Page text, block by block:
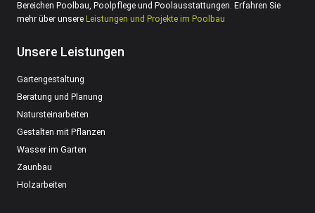
Bereichen Poolbau, Poolpflege und Poolausstattungen. Erfahren Sie
mehr über unsere Leistungen und Projekte im Poolbau
Unsere Leistungen
Gartengestaltung
Beratung und Planung
Natursteinarbeiten
Gestalten mit Pflanzen
Wasser im Garten
Zaunbau
Holzarbeiten